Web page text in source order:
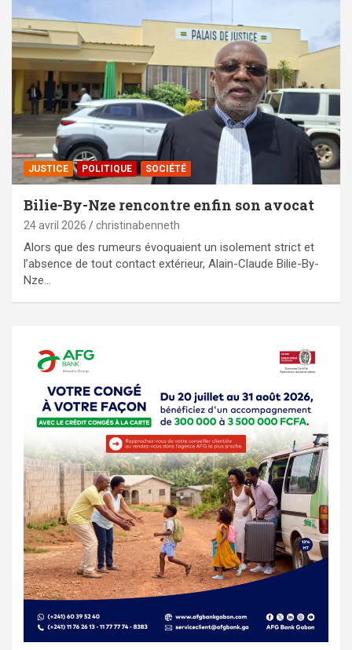
JUSTICE POLITIQUE SOCIÉTÉ
Bilie-By-Nze rencontre enfin son avocat
24 avril 2026 christinabenneth
Alors que des rumeurs évoquaient un isolement strict et
l’absence de tout contact extérieur, Alain-Claude Bilie-By-
Nze…